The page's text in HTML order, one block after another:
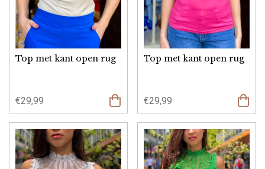
Top met kant open rug
€29,99
Top met kant open rug
€29,99
Opties